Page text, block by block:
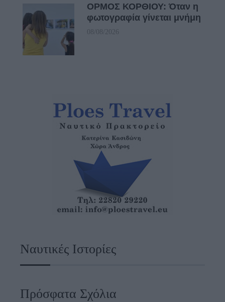
ΟΡΜΟΣ ΚΟΡΘΙΟΥ: Όταν η
φωτογραφία γίνεται μνήμη
08/08/2026
Ναυτικές Ιστορίες
Πρόσφατα Σχόλια